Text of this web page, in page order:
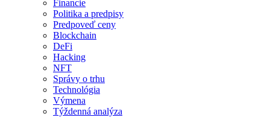
Financie
Politika a predpisy
Predpoveď ceny
Blockchain
DeFi
Hacking
NFT
Správy o trhu
Technológia
Výmena
Týždenná analýza